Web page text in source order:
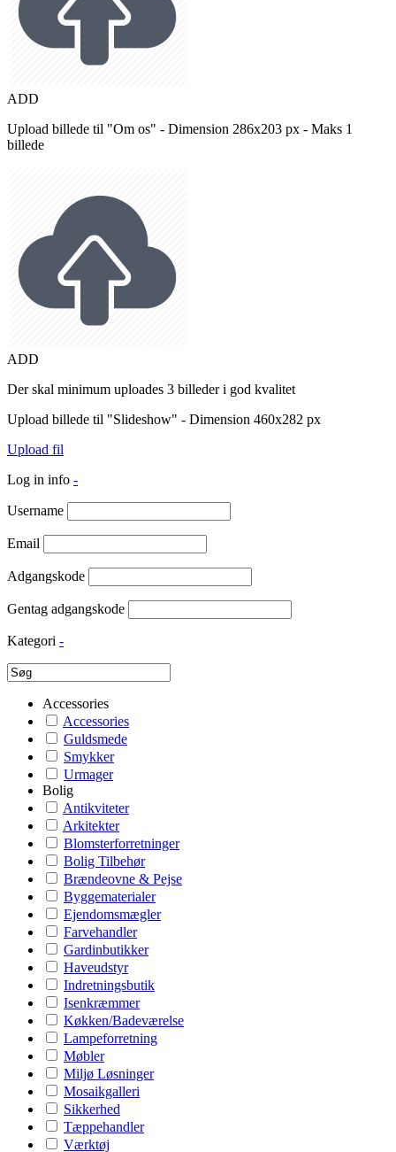
ADD
Upload billede til "Om os" - Dimension 286x203 px - Maks 1
billede
ADD
Der skal minimum uploades 3 billeder i god kvalitet
Upload billede til "Slideshow" - Dimension 460x282 px
Upload fil
Log in info -
Username
Email
Adgangskode
Gentag adgangskode
Kategori -
Accessories
Accessories
Guldsmede
Smykker
Urmager
Bolig
Antikviteter
Arkitekter
Blomsterforretninger
Bolig Tilbehør
Brændeovne & Pejse
Byggematerialer
Ejendomsmægler
Farvehandler
Gardinbutikker
Haveudstyr
Indretningsbutik
Isenkræmmer
Køkken/Badeværelse
Lampeforretning
Møbler
Miljø Løsninger
Mosaikgalleri
Sikkerhed
Tæppehandler
Værktøj